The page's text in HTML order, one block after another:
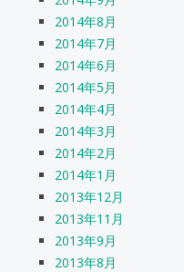
2014年8月
2014年7月
2014年6月
2014年5月
2014年4月
2014年3月
2014年2月
2014年1月
2013年12月
2013年11月
2013年9月
2013年8月